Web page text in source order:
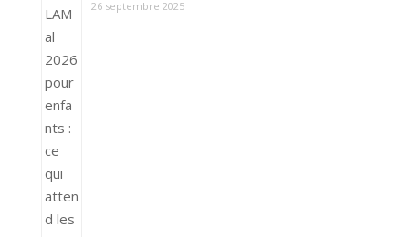
26 septembre 2025